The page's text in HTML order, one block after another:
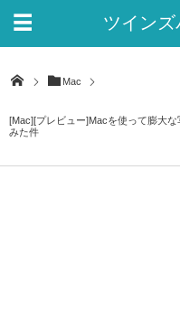
ツイン
Mac
[Mac][プレビュー]Macを使って膨大
みた件